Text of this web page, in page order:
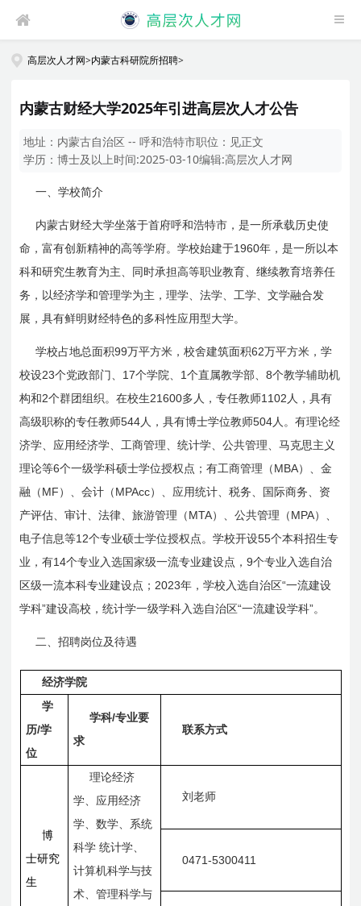
高层次人才网>内蒙古科研院所招聘>
内蒙古财经大学2025年引进高层次人才公告
地址： 内蒙古自治区 -- 呼和浩特市职位： 见正文
学历：博士及以上时间:2025-03-10编辑:高层次人才网
一、学校简介
内蒙古财经大学坐落于首府呼和浩特市，是一所承载历史使
命，富有创新精神的高等学府。学校始建于1960年，是一所以本
科和研究生教育为主、同时承担高等职业教育、继续教育培养任
务，以经济学和管理学为主，理学、法学、工学、文学融合发
展，具有鲜明财经特色的多科性应用型大学。
学校占地总面积99万平方米，校舍建筑面积62万平方米，学
校设23个党政部门、 17个学院、 1个直属教学部、8个教学辅助机
构和2个群团组织。在校生21600多人，专任教师1102 人，具有
高级职称的专任教师544 人，具有博士学位教师504 人。有理论经
济学、应用经济学、工商管理、统计学、公共管理、马克思主义
理论等6个一级学科硕士学位授权点；有工商管理（ MBA）、金
融（ MF ）、会计（ MPAcc）、应用统计、税务、国际商务、资
产评估、审计、法律、旅游管理（ MTA）、公共管理（ MPA）、
电子信息等12个专业硕士学位授权点。学校开设55个本科招生专
业，有14个专业入选国家级一流专业建设点，9个专业入选自治
区级一流本科专业建设点； 2023年，学校入选自治区“一流建设
学科”建设高校，统计学一级学科入选自治区“一流建设学科”。
二、招聘岗位及待遇
经济学院
学
历/学
位
学科/专业要
求
联系方式
博
士研究
生
理论经济
学、应用经济
学、数学、系统
科学 统计学、
计算机科学与技
术、管理科学与
刘老师
0471-5300411